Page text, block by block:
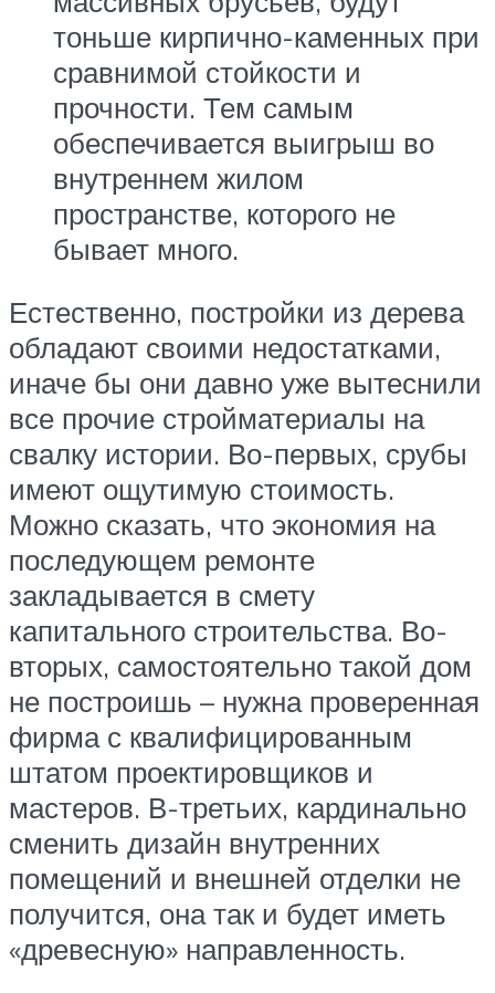
тоньше кирпично-каменных при
сравнимой стойкости и
прочности. Тем самым
обеспечивается выигрыш во
внутреннем жилом
пространстве, которого не
бывает много.
Естественно, постройки из дерева
обладают своими недостатками,
иначе бы они давно уже вытеснили
все прочие стройматериалы на
свалку истории. Во-первых, срубы
имеют ощутимую стоимость.
Можно сказать, что экономия на
последующем ремонте
закладывается в смету
капитального строительства. Во-
вторых, самостоятельно такой дом
не построишь – нужна проверенная
фирма с квалифицированным
штатом проектировщиков и
мастеров. В-третьих, кардинально
сменить дизайн внутренних
помещений и внешней отделки не
получится, она так и будет иметь
«древесную» направленность.